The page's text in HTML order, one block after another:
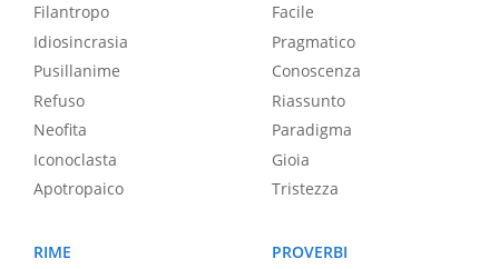
Filantropo
Idiosincrasia
Pusillanime
Refuso
Neofita
Iconoclasta
Apotropaico
Facile
Pragmatico
Conoscenza
Riassunto
Paradigma
Gioia
Tristezza
RIME
PROVERBI